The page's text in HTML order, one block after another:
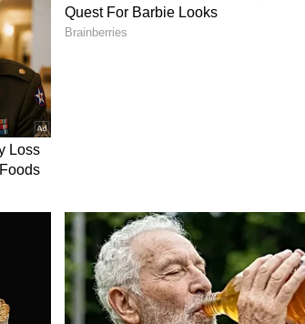
ನರ್ಸ್‌ಗಳ ಬಗ್ಗೆ ಇಂಥ ಮಾತಾಡುವ ರಾಜು
ನೆಟ್ಟಿಗರು ತರಾಟೆಗೆ ತೆಗೆದುಕೊಂಡಿದ್ದರು. ಈ
ಸುದ್ದಿ ಬಿತ್ತರಿಸಿತ್ತು